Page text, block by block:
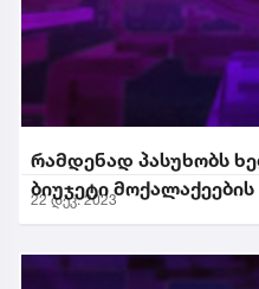
რამდენად პასუხობს
ბიუჯეტი
22 დეკ. 2023